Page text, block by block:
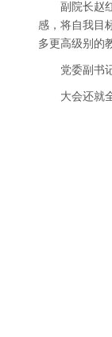
副院长赵
感，将自我目
多更高级别的
党委副书
大会还就